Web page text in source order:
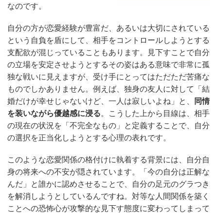
なのです。
自分の方が恋愛経験が豊富だ、あるいは大切にされている
という自負を盾にして、相手をコントロールしようとする
支配欲が混じっていることもあります。見下すことで自分
の立場を安定させようとするその姿はある意味で非常に孤
独な戦いに見えますが、受け手にとってはただただ苦痛な
ものでしかありません。例えば、独身の友人に対して「結
婚だけが幸せじゃないけど、一人は寂しいよね」と、
同情
を装いながら優越感に浸る。こうした上から目線は、相手
の現在の状況を「不完全なもの」と定義することで、自分
の選択を正当化しようとする心理の表れです。
このような恋愛関係の格付けに執着する背景には、自分自
身の将来への不安が隠されています。「今の自分は正解な
んだ」と誰かに認めさせることで、自分の足元のグラつき
を解消しようとしているんですね。対等な人間関係を築く
ことへの恐怖心が攻撃的な見下す態度に変わってしまって